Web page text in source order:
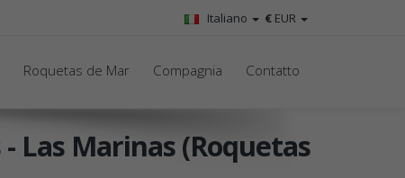
€ EUR
Italiano
Roquetas de Mar Compagnia Contatto
Las Marinas (Roquetas